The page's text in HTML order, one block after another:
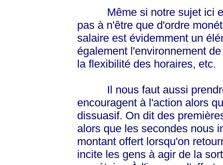
Même si notre sujet ici
pas à n'être que d'ordre
salaire est évidemment un
également l'environnement
la flexibilité des horaires, etc.
Il nous faut aussi prendre
encouragent à l'action alors
dissuasif. On dit des
alors que les secondes nous
montant offert lorsqu'on
incite les gens à agir de la